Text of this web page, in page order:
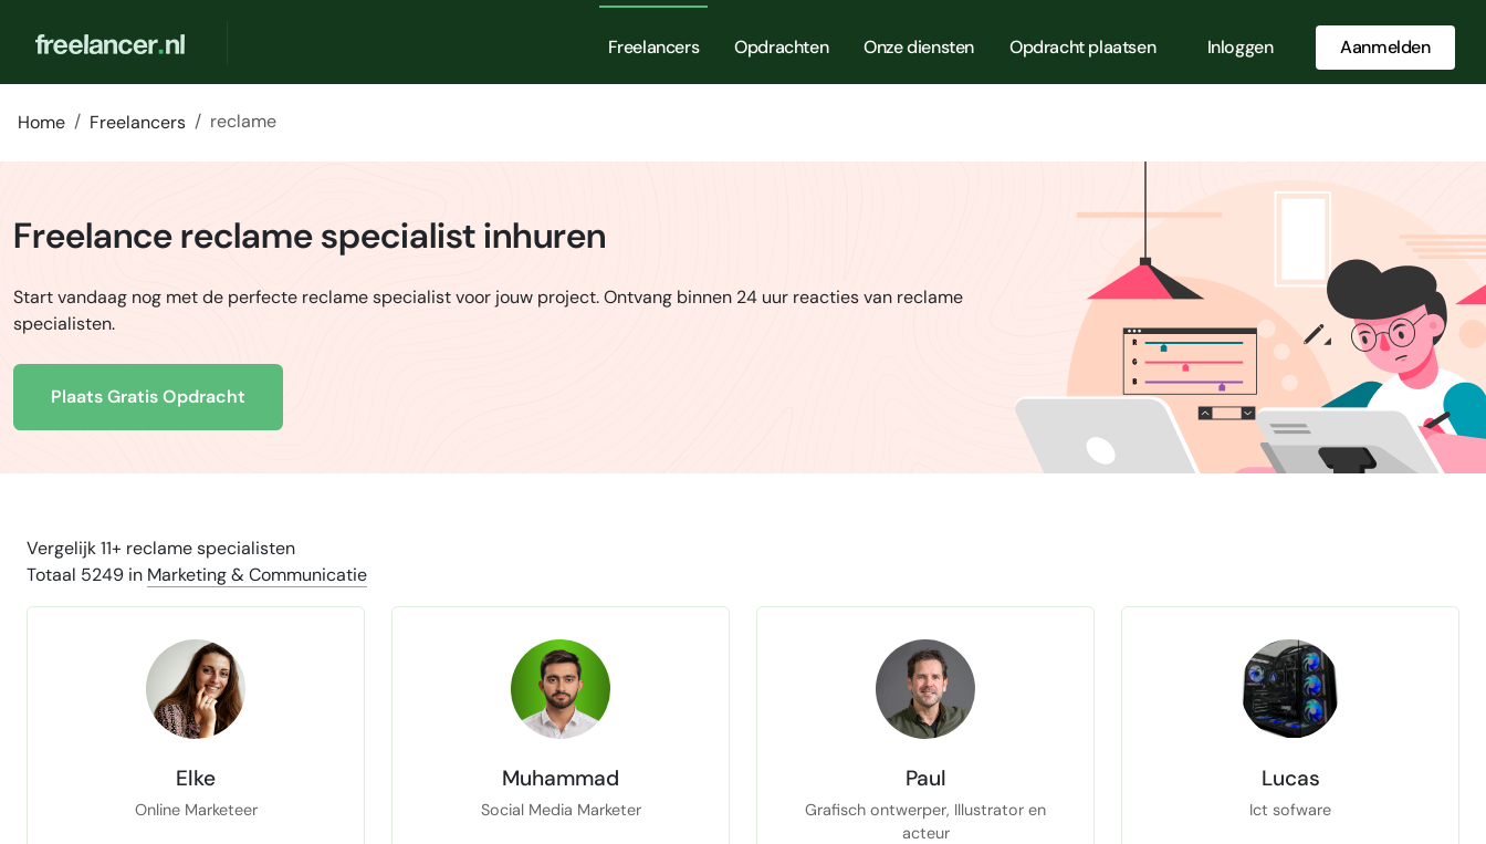
Freelancers Opdrachten Onze diensten Opdracht plaatsen Inloggen Aanmelden
Home Freelancers reclame
Freelance reclame specialist inhuren
Start vandaag nog met de perfecte reclame specialist voor jouw project. Ontvang binnen 24 uur reacties van reclame
specialisten.
Plaats Gratis Opdracht
Vergelijk 11+ reclame specialisten
Totaal 5249 in Marketing & Communicatie
Elke
Online Marketeer
Muhammad
Social Media Marketer
Paul
Grafisch ontwerper, Illustrator en
acteur
Lucas
Ict sofware